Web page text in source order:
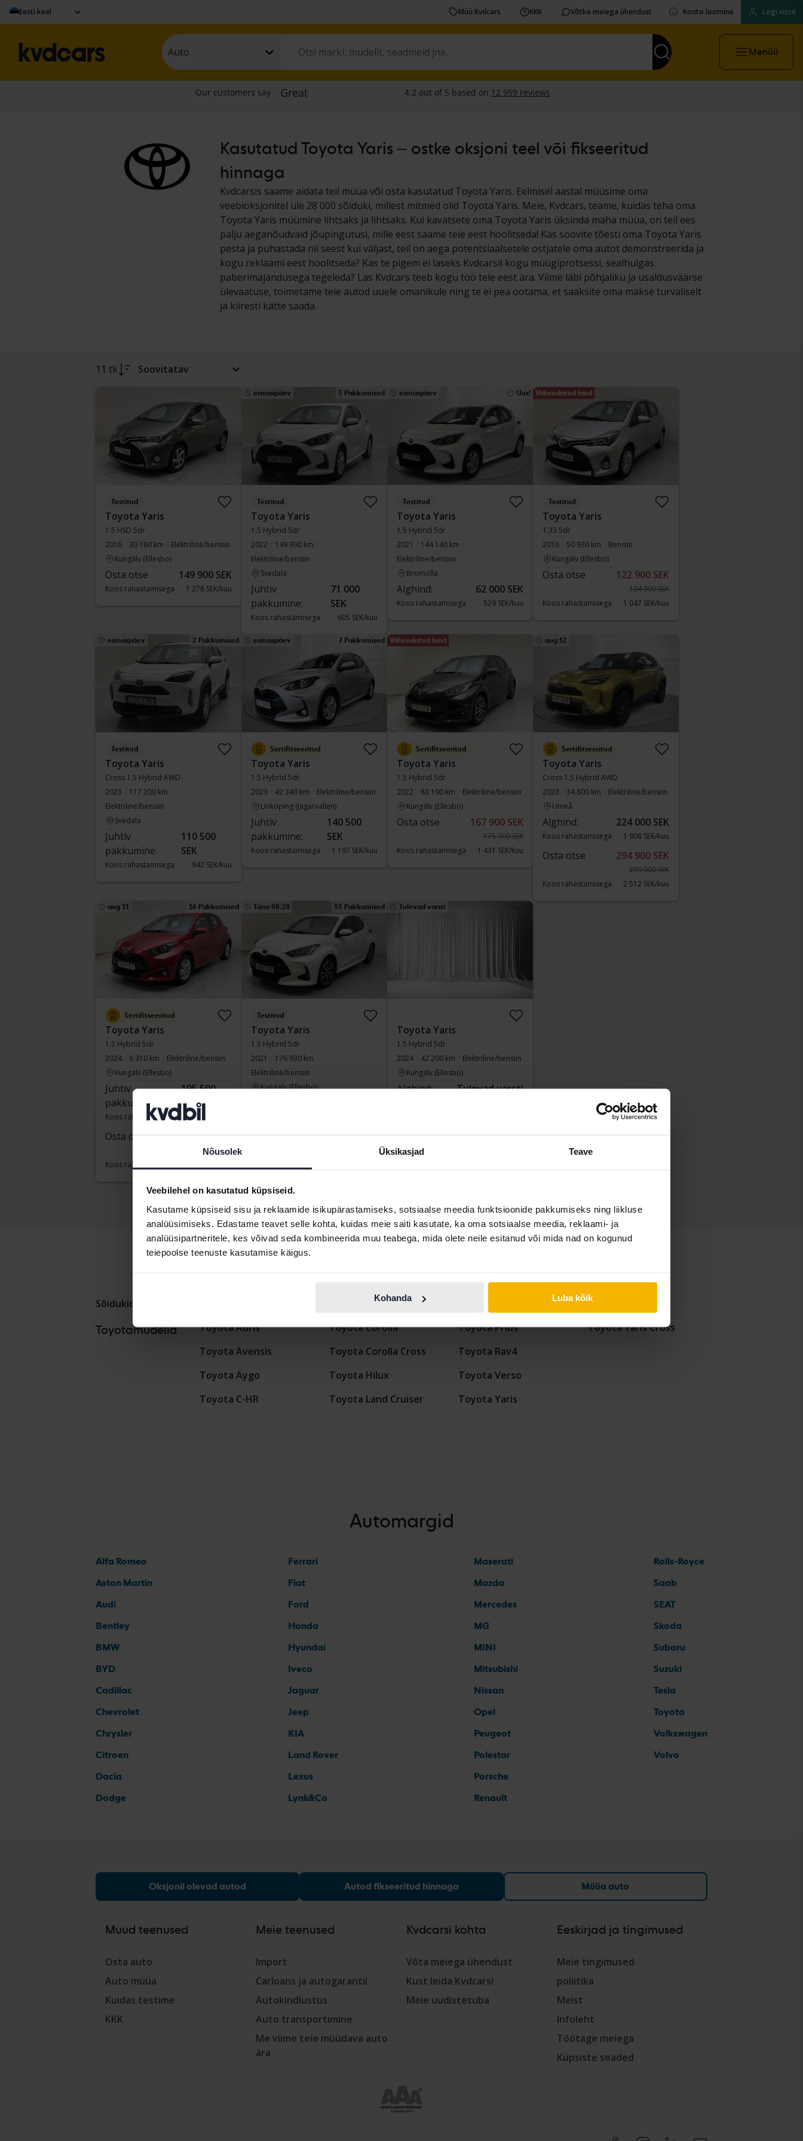
Nõusolek Üksikasjad Teave
Veebilehel on kasutatud küpsiseid.
Kasutame küpsiseid sisu ja reklaamide isikupärastamiseks, sotsiaalse meedia funktsioonide pakkumiseks ning liikluse
analüüsimiseks. Edastame teavet selle kohta, kuidas meie saiti kasutate, ka oma sotsiaalse meedia, reklaami- ja
analüüsipartneritele, kes võivad seda kombineerida muu teabega, mida olete neile esitanud või mida nad on kogunud
teiepoolse teenuste kasutamise käigus.
Kohanda Luba kõik
Eesti keel Müü Kvdcars KKK Võtke meiega ühendust Konto loomine Logi sisse
Auto Menüü
Kasutatud Toyota Yaris – ostke oksjoni teel või fikseeritud
hinnaga
Kvdcarsis saame aidata teil müüa või osta kasutatud Toyota Yaris. Eelmisel aastal müüsime oma
veebioksjonitel üle 28 000 sõiduki, millest mitmed olid Toyota Yaris. Meie, Kvdcars, teame, kuidas teha oma
Toyota Yaris müümine lihtsaks ja lihtsaks. Kui kavatsete oma Toyota Yaris üksinda maha müüa, on teil ees
palju aeganõudvaid jõupingutusi, mille eest saame teie eest hoolitseda! Kas soovite tõesti oma Toyota Yaris
pesta ja puhastada nii seest kui väljast, teil on aega potentsiaalsetele ostjatele oma autot demonstreerida ja
kogu reklaami eest hoolitseda? Kas te pigem ei laseks Kvdcarsil kogu müügiprotsessi, sealhulgas
paberimajandusega tegeleda? Las Kvdcars teeb kogu töö teie eest ära. Viime läbi põhjaliku ja usaldusväärse
ülevaatuse, toimetame teie autod uuele omanikule ning te ei pea ootama, et saaksite oma makse turvaliselt
ja kiiresti kätte saada.
11 tk Soovitatav
Testitud
Toyota Yaris
1.5 HSD 5dr
2016
30 180 km
Elektriline/bensiin
Kungälv (Ellesbo)
Osta otse 149 900 SEK
Koos rahastamisega 1 278 SEK/kuu
esmaspäev 3 Pakkumised
Testitud
Toyota Yaris
1.5 Hybrid 5dr
2022
149 990 km
Elektriline/bensiin
Svedala
Juhtiv
pakkumine:
71 000
SEK
Koos rahastamisega 605 SEK/kuu
esmaspäev Uus!
Testitud
Toyota Yaris
1.5 Hybrid 5dr
2021
144 140 km
Elektriline/bensiin
Bromölla
Alghind: 62 000 SEK
Koos rahastamisega 529 SEK/kuu
Vähendatud hind
Testitud
Toyota Yaris
1.33 5dr
2016
50 930 km
Bensiin
Kungälv (Ellesbo)
Osta otse 122 900 SEK
124 900 SEK
Koos rahastamisega
1 047 SEK/kuu
esmaspäev 2 Pakkumised
Testitud
Toyota Yaris
Cross 1.5 Hybrid AWD
2023
117 200 km
Elektriline/bensiin
Svedala
Juhtiv
pakkumine:
110 500
SEK
Koos rahastamisega 942 SEK/kuu
esmaspäev 7 Pakkumised
Sertifitseeritud
Toyota Yaris
1.5 Hybrid 5dr
2023
42 340 km
Elektriline/bensiin
Linköping (Jägarvallen)
Juhtiv
pakkumine:
140 500
SEK
Koos rahastamisega 1 197 SEK/kuu
Vähendatud hind
Sertifitseeritud
Toyota Yaris
1.5 Hybrid 5dr
2022
83 190 km
Elektriline/bensiin
Kungälv (Ellesbo)
Osta otse 167 900 SEK
175 900 SEK
Koos rahastamisega
1 431 SEK/kuu
aug 12
Sertifitseeritud
Toyota Yaris
Cross 1.5 Hybrid AWD
2023
34 800 km
Elektriline/bensiin
Umeå
Alghind: 224 000 SEK
Koos rahastamisega 1 908 SEK/kuu
Osta otse 294 900 SEK
299 900 SEK
Koos rahastamisega
2 512 SEK/kuu
aug 11 16 Pakkumised
Sertifitseeritud
Toyota Yaris
1.5 Hybrid 5dr
2024
6 310 km
Elektriline/bensiin
Kungälv (Ellesbo)
Juhtiv
pakkumine:
195 500
SEK
Koos rahastamisega 1 666 SEK/kuu
Osta otse
234 900 SEK
Koos rahastamisega
Täna 08:28 33 Pakkumised
Testitud
Toyota Yaris
1.5 Hybrid 5dr
2021
176 930 km
Elektriline/bensiin
Kungälv (Ellesbo)
Tulevad varsti
Toyota Yaris
1.5 Hybrid 5dr
2024
42 200 km
Elektriline/bensiin
Kungälv (Ellesbo)
Alghind: Tulevad varsti
Näita 11 of 11 tabamust
Sõidukid
Toyotamudelid
Toyota Auris
Toyota Avensis
Toyota Aygo
Toyota C-HR
Toyota Corolla
Toyota Corolla Cross
Toyota Hilux
Toyota Land Cruiser
Toyota Prius
Toyota Rav4
Toyota Verso
Toyota Yaris
Toyota Yaris Cross
Automargid
Alfa Romeo
Aston Martin
Audi
Bentley
BMW
BYD
Cadillac
Chevrolet
Chrysler
Citroen
Dacia
Dodge
Ferrari
Fiat
Ford
Honda
Hyundai
Iveco
Jaguar
Jeep
KIA
Land Rover
Lexus
Lynk&Co
Maserati
Mazda
Mercedes
MG
MINI
Mitsubishi
Nissan
Opel
Peugeot
Polestar
Porsche
Renault
Rolls-Royce
Saab
SEAT
Skoda
Subaru
Suzuki
Tesla
Toyota
Volkswagen
Volvo
Oksjonil olevad autod Autod fikseeritud hinnaga Müüa auto
Muud teenused
Osta auto
Auto müüa
Kuidas testime
KKK
Meie teenused
Import
Carloans ja autogarantii
Autokindlustus
Auto transportimine
Me viime teie müüdava auto
ära
Kvdcarsi kohta
Võta meiega ühendust
Kust leida Kvdcarsi
Meie uudistetuba
Eeskirjad ja tingimused
Meie tingimused
poliitika
Meist
Infoleht
Töötage meiega
Küpsiste seaded